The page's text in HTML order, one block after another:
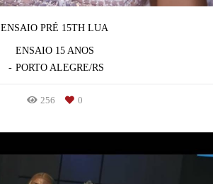
ENSAIO PRÉ 15TH LUA
ENSAIO 15 ANOS
PORTO ALEGRE/RS
256 0